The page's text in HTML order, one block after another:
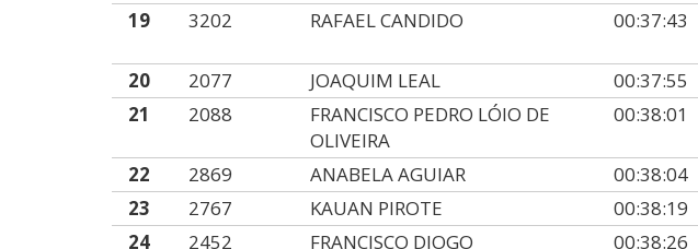
19
3202 RAFAEL CANDIDO 00:37:43
20 2077 JOAQUIM LEAL 00:37:55
21
2088
FRANCISCO PEDRO LÓIO DE
OLIVEIRA
00:38:01
22 2869 ANABELA AGUIAR 00:38:04
23
2767 KAUAN PIROTE 00:38:19
24
2452 FRANCISCO DIOGO 00:38:26